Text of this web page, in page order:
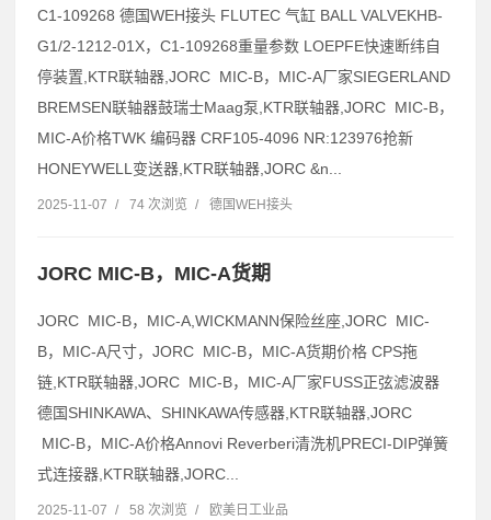
C1-109268 德国WEH接头 FLUTEC 气缸 BALL VALVEKHB-
G1/2-1212-01X，C1-109268重量参数 LOEPFE快速断纬自
停装置,KTR联轴器,JORC MIC-B，MIC-A厂家SIEGERLAND
BREMSEN联轴器鼓瑞士Maag泵,KTR联轴器,JORC MIC-B，
MIC-A价格TWK 编码器 CRF105-4096 NR:123976抢新
HONEYWELL变送器,KTR联轴器,JORC &n...
2025-11-07 / 74 次浏览 / 德国WEH接头
JORC MIC-B，MIC-A货期
JORC MIC-B，MIC-A,WICKMANN保险丝座,JORC MIC-
B，MIC-A尺寸，JORC MIC-B，MIC-A货期价格 CPS拖
链,KTR联轴器,JORC MIC-B，MIC-A厂家FUSS正弦滤波器
德国SHINKAWA、SHINKAWA传感器,KTR联轴器,JORC
MIC-B，MIC-A价格Annovi Reverberi清洗机PRECI-DIP弹簧
式连接器,KTR联轴器,JORC...
2025-11-07 / 58 次浏览 / 欧美日工业品